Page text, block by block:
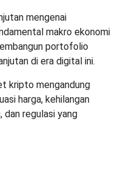
mengenai
makro ekonomi
portofolio
di era digital ini.
kripto mengandung
harga, kehilangan
dan regulasi yang